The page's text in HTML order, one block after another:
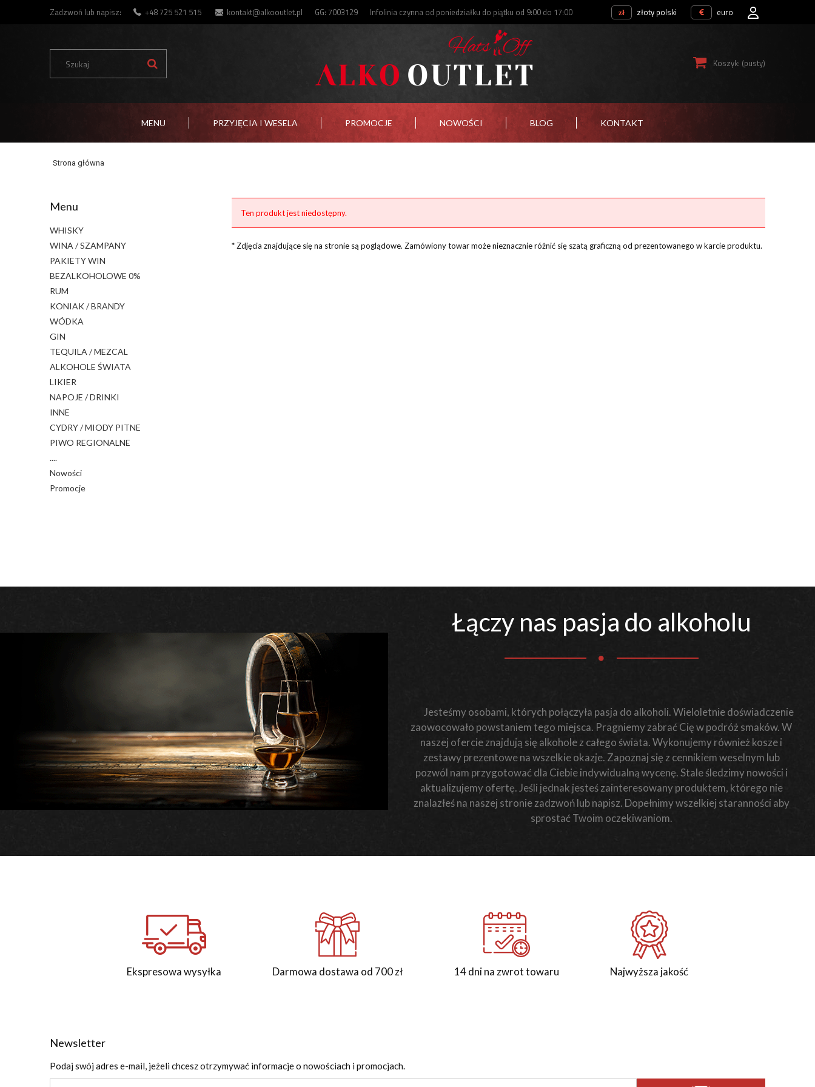
Zadzwoń lub napisz: +48 725 521 515 kontakt@alkooutlet.pl GG: 7003129 Infolinia czynna od poniedziałku do piątku od 9:00 do 17:00 złoty polski euro
Koszyk: (pusty)
MENU PRZYJĘCIA I WESELA PROMOCJE NOWOŚCI BLOG KONTAKT
Strona główna
Menu
WHISKY
WINA / SZAMPANY
PAKIETY WIN
BEZALKOHOLOWE 0%
RUM
KONIAK / BRANDY
WÓDKA
GIN
TEQUILA / MEZCAL
ALKOHOLE ŚWIATA
LIKIER
NAPOJE / DRINKI
INNE
CYDRY / MIODY PITNE
PIWO REGIONALNE
....
Nowości
Promocje
Ten produkt jest niedostępny.
* Zdjęcia znajdujące się na stronie są poglądowe. Zamówiony towar może nieznacznie różnić się szatą graficzną od prezentowanego w karcie produktu.
Łączy nas pasja do alkoholu
Jesteśmy osobami, których połączyła pasja do alkoholi. Wieloletnie doświadczenie
zaowocowało powstaniem tego miejsca. Pragniemy zabrać Cię w podróż smaków. W
naszej ofercie znajdują się alkohole z całego świata. Wykonujemy również kosze i
zestawy prezentowe na wszelkie okazje. Zapoznaj się z cennikiem weselnym lub
pozwól nam przygotować dla Ciebie indywidualną wycenę. Stale śledzimy nowości i
aktualizujemy ofertę. Jeśli jednak jesteś zainteresowany produktem, którego nie
znalazłeś na naszej stronie zadzwoń lub napisz. Dopełnimy wszelkiej staranności aby
sprostać Twoim oczekiwaniom.
Ekspresowa wysyłka Darmowa dostawa od 700 zł 14 dni na zwrot towaru Najwyższa jakość
Newsletter
Podaj swój adres e-mail, jeżeli chcesz otrzymywać informacje o nowościach i promocjach.